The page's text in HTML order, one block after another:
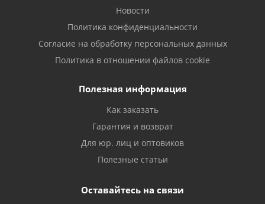
Новости
Политика конфиденциальности
Согласие на обработку персональных данных
Политика в отношении файлов cookie
Полезная информация
Как заказать
Гарантия и возврат
Для юр. лиц и оптовиков
Полезные статьи
Оставайтесь на связи